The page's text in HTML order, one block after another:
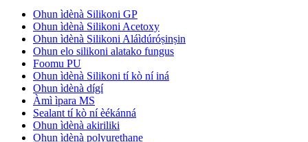
Ohun ìdènà Silikoni GP
Ohun ìdènà Silikoni Acetoxy
Ohun ìdènà Silikoni Aláìdúróṣinṣin
Ohun elo silikoni alatako fungus
Foomu PU
Ohun ìdènà Silikoni tí kò ní iná
Ohun ìdènà dígí
Àmì ìpara MS
Sealant tí kò ní èékánná
Ohun ìdènà akiriliki
Ohun ìdènà polyurethane